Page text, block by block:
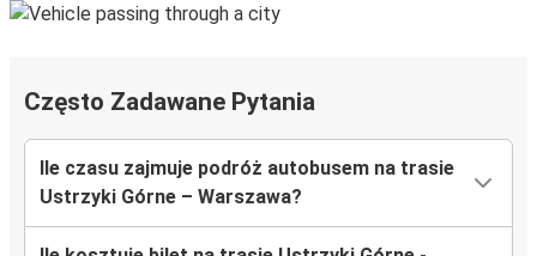
Często Zadawane Pytania
Ile czasu zajmuje podróż autobusem na trasie
Ustrzyki Górne – Warszawa?